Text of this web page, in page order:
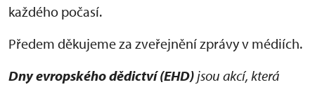
každého počasí.
Předem děkujeme za zveřejnění zprávy v médiích.
Dny evropského dědictví (EHD)jsou akcí, která